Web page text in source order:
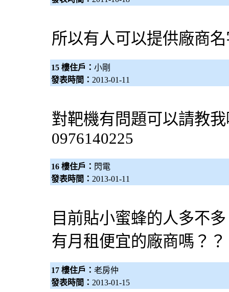
所以有人可以提供廠商
15 樓住戶： 小剛
發表時間： 2013-01-11
對靶機有問題可以請教
0976140225
16 樓住戶： 閃電
發表時間： 2013-01-11
目前貼小蜜蜂的人多不
有月租便宜的廠商嗎？？
17 樓住戶： 老房仲
發表時間： 2013-01-15